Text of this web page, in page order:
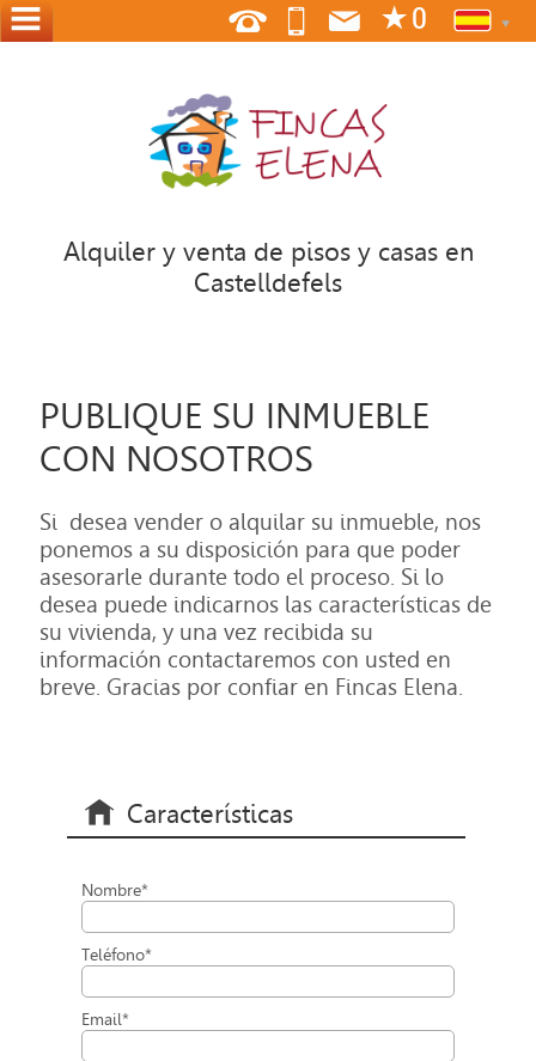
Alquiler y venta de pisos y casas en
Castelldefels
ESTAMOS
VIVIENDA
PUBLIQUE SU INMUEBLE
CON NOSOTROS
Si desea vender o alquilar su inmueble, nos
ponemos a su disposición para que poder
asesorarle durante todo el proceso. Si lo
desea puede indicarnos las características de
su vivienda, y una vez recibida su
información contactaremos con usted en
breve. Gracias por confiar en Fincas Elena.
Características
Nombre*
Teléfono*
Email*